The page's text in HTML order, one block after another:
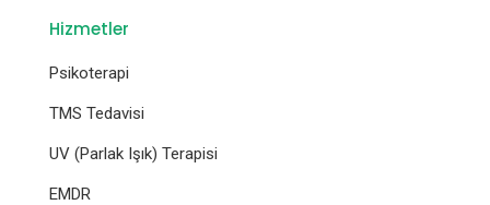
Hizmetler
Psikoterapi
TMS Tedavisi
UV (Parlak Işık) Terapisi
EMDR